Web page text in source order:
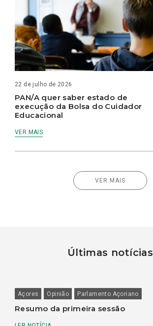
22 de julho de 2026
PAN/A quer saber estado de
execução da Bolsa do Cuidador
Educacional
VER MAIS
VER MAIS
Últimas notícias
Açores Opinião Parlamento Açoriano
Resumo da primeira sessão